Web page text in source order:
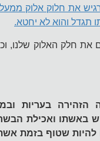
את חלוק אלוק
תגדל והוא לא יחטא.
את חלק האלוק שלנו,
הזהירה בעריות
באשתו ואכילת
שטוף בזמת